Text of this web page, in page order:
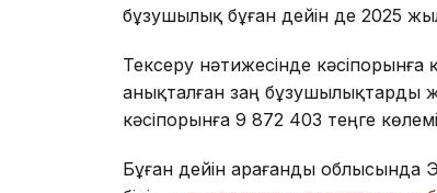
бұзушылық бұған дейін де 2025
Тексеру нәтижесінде кәсіпорынға
анықталған заң бұзушылықтарды
кәсіпорынға 9 872 403 теңге
Бұған дейін Қарағанды